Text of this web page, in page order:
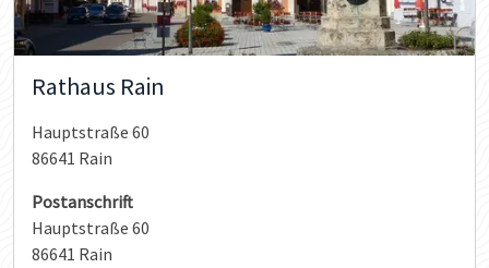
Rathaus Rain
Hauptstraße 60
86641 Rain
Postanschrift
Hauptstraße 60
86641 Rain